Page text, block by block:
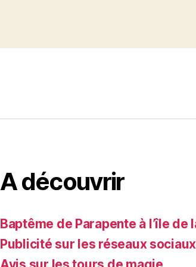
A découvrir
Baptême de Parapente à l’île de
Publicité sur les réseaux
Avis sur les tours de magie